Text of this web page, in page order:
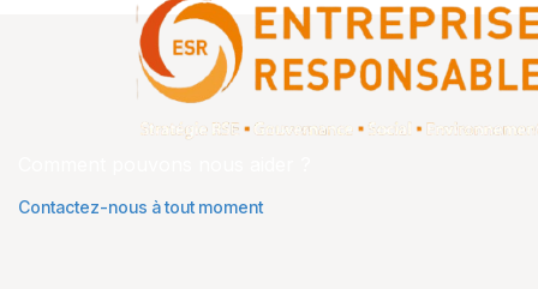
Contactez-nous à tout moment